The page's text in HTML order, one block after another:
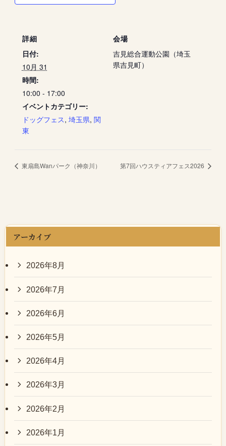
詳細
日付:
10月 31
時間:
10:00 - 17:00
イベントカテゴリー:
ドッグフェス, 埼玉県, 関
東
会場
吉見総合運動公園（埼玉
県吉見町）
東扇島Wanパーク（神奈川） 第7回ハウスティアフェス2026
アーカイブ
2026年8月
2026年7月
2026年6月
2026年5月
2026年4月
2026年3月
2026年2月
2026年1月